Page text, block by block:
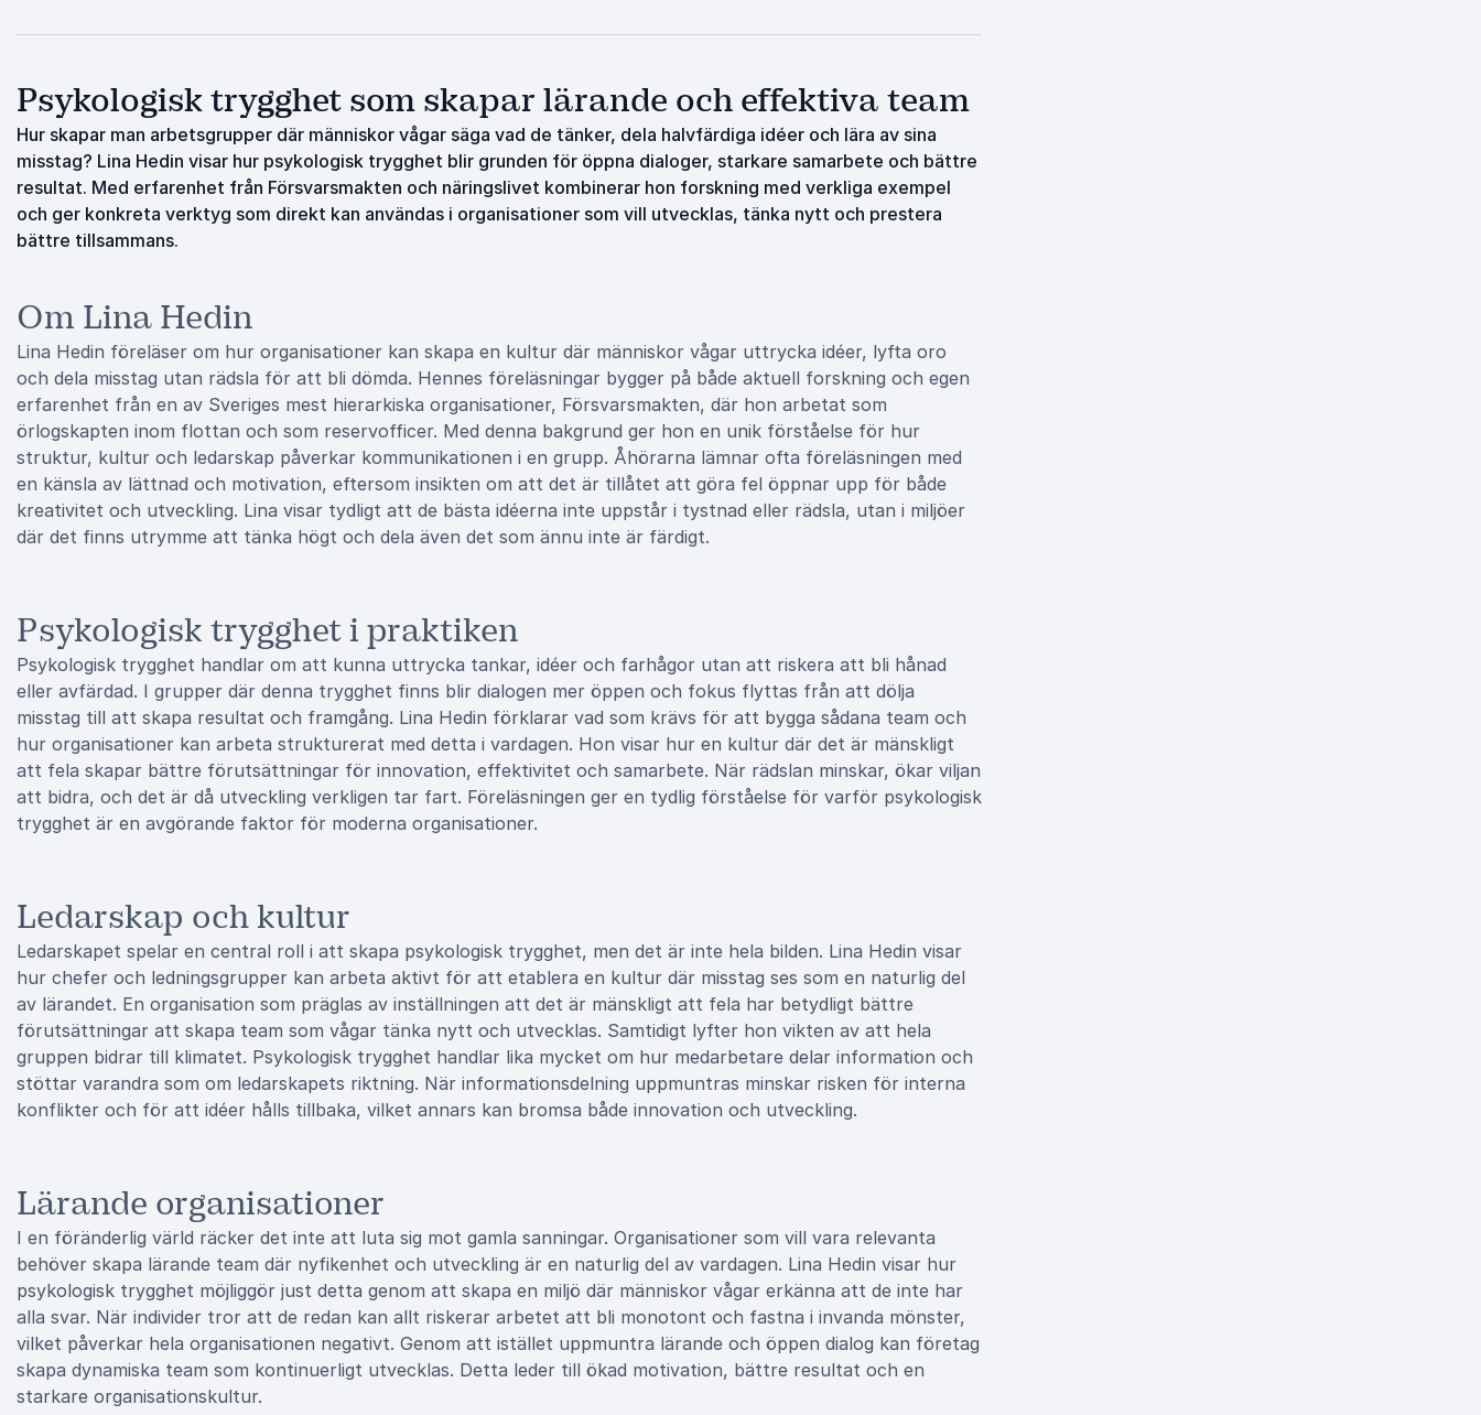
Psykologisk trygghet som skapar lärande och effektiva team
Hur skapar man arbetsgrupper där människor vågar säga vad de tänker, dela halvfärdiga idéer och lära av sina
misstag? Lina Hedin visar hur psykologisk trygghet blir grunden för öppna dialoger, starkare samarbete och bättre
resultat. Med erfarenhet från Försvarsmakten och näringslivet kombinerar hon forskning med verkliga exempel
och ger konkreta verktyg som direkt kan användas i organisationer som vill utvecklas, tänka nytt och prestera
bättre tillsammans.
Om Lina Hedin
Lina Hedin föreläser om hur organisationer kan skapa en kultur där människor vågar uttrycka idéer, lyfta oro
och dela misstag utan rädsla för att bli dömda. Hennes föreläsningar bygger på både aktuell forskning och egen
erfarenhet från en av Sveriges mest hierarkiska organisationer, Försvarsmakten, där hon arbetat som
örlogskapten inom flottan och som reservofficer. Med denna bakgrund ger hon en unik förståelse för hur
struktur, kultur och ledarskap påverkar kommunikationen i en grupp. Åhörarna lämnar ofta föreläsningen med
en känsla av lättnad och motivation, eftersom insikten om att det är tillåtet att göra fel öppnar upp för både
kreativitet och utveckling. Lina visar tydligt att de bästa idéerna inte uppstår i tystnad eller rädsla, utan i miljöer
där det finns utrymme att tänka högt och dela även det som ännu inte är färdigt.
Psykologisk trygghet i praktiken
Psykologisk trygghet handlar om att kunna uttrycka tankar, idéer och farhågor utan att riskera att bli hånad
eller avfärdad. I grupper där denna trygghet finns blir dialogen mer öppen och fokus flyttas från att dölja
misstag till att skapa resultat och framgång. Lina Hedin förklarar vad som krävs för att bygga sådana team och
hur organisationer kan arbeta strukturerat med detta i vardagen. Hon visar hur en kultur där det är mänskligt
att fela skapar bättre förutsättningar för innovation, effektivitet och samarbete. När rädslan minskar, ökar viljan
att bidra, och det är då utveckling verkligen tar fart. Föreläsningen ger en tydlig förståelse för varför psykologisk
trygghet är en avgörande faktor för moderna organisationer.
Ledarskap och kultur
Ledarskapet spelar en central roll i att skapa psykologisk trygghet, men det är inte hela bilden. Lina Hedin visar
hur chefer och ledningsgrupper kan arbeta aktivt för att etablera en kultur där misstag ses som en naturlig del
av lärandet. En organisation som präglas av inställningen att det är mänskligt att fela har betydligt bättre
förutsättningar att skapa team som vågar tänka nytt och utvecklas. Samtidigt lyfter hon vikten av att hela
gruppen bidrar till klimatet. Psykologisk trygghet handlar lika mycket om hur medarbetare delar information och
stöttar varandra som om ledarskapets riktning. När informationsdelning uppmuntras minskar risken för interna
konflikter och för att idéer hålls tillbaka, vilket annars kan bromsa både innovation och utveckling.
Lärande organisationer
I en föränderlig värld räcker det inte att luta sig mot gamla sanningar. Organisationer som vill vara relevanta
behöver skapa lärande team där nyfikenhet och utveckling är en naturlig del av vardagen. Lina Hedin visar hur
psykologisk trygghet möjliggör just detta genom att skapa en miljö där människor vågar erkänna att de inte har
alla svar. När individer tror att de redan kan allt riskerar arbetet att bli monotont och fastna i invanda mönster,
vilket påverkar hela organisationen negativt. Genom att istället uppmuntra lärande och öppen dialog kan företag
skapa dynamiska team som kontinuerligt utvecklas. Detta leder till ökad motivation, bättre resultat och en
starkare organisationskultur.